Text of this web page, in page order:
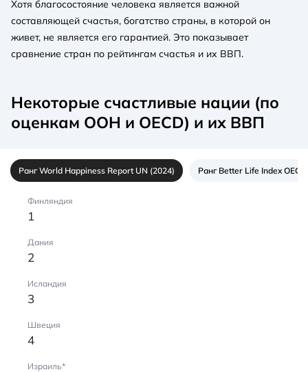
Хотя благосостояние человека является важной
составляющей счастья, богатство страны, в которой он
живет, не является его гарантией. Это показывает
сравнение стран по рейтингам счастья и их ВВП.
Некоторые счастливые нации (по
оценкам ООН и OECD) и их ВВП
Ранг World Happiness Report UN (2024) Ранг Better Life Index OECD
Финляндия
1
Дания
2
Исландия
3
Швеция
4
Израиль*